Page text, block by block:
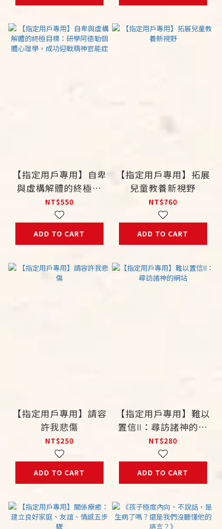
【指定用戶專用】自卑
與虛構解體的終極目
標：研學阿德勒個體心
理學，成功迎戰精神官
NT$550
ADD TO CART
【指定用戶專用】拓展
兒童教養新視野
NT$760
ADD TO CART
【指定用戶專用】請容
許我悲傷
NT$250
ADD TO CART
【指定用戶專用】難以
置信Ⅱ：尋訪諸神的網
站
NT$280
ADD TO CART